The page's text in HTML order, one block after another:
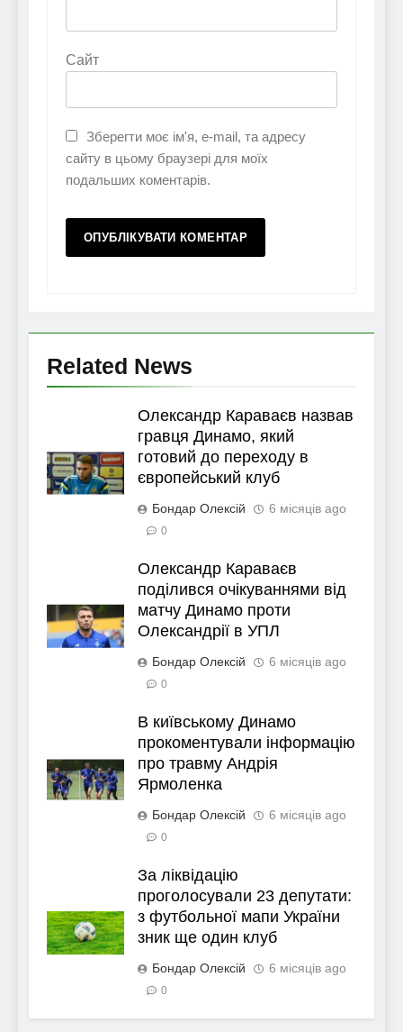
Сайт
Зберегти моє ім'я, e-mail, та адресу
сайту в цьому браузері для моїх
подальших коментарів.
Related News
Олександр Караваєв назвав
гравця Динамо, який
готовий до переходу в
європейський клуб
Бондар Олексій 6 місяців ago
0
Олександр Караваєв
поділився очікуваннями від
матчу Динамо проти
Олександрії в УПЛ
Бондар Олексій 6 місяців ago
0
В київському Динамо
прокоментували інформацію
про травму Андрія
Ярмоленка
Бондар Олексій 6 місяців ago
0
За ліквідацію
проголосували 23 депутати:
з футбольної мапи України
зник ще один клуб
Бондар Олексій 6 місяців ago
0